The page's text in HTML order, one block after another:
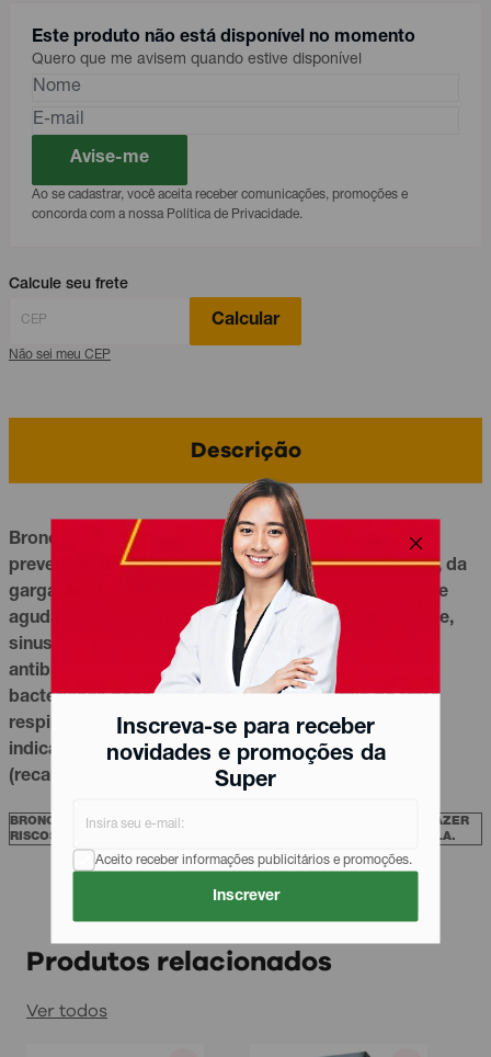
Inscreva-se para receber
novidades e promoções da
Super
Aceito receber informações publicitários e promoções.
Inscrever
Este produto não está disponível no momento
Quero que me avisem quando estive disponível
Avise-me
Ao se cadastrar, você aceita receber comunicações, promoções e
concorda com a nossa Política de Privacidade.
Calcule seu frete
Calcular
Não sei meu CEP
Descrição
Broncho-Vaxom destina-se a tratamento auxiliar e
prevenção dos processos infecciosos dos pulmões, da
garganta, dos seios da face e dos ouvidos (bronquite
aguda e crônica; amigdalite, faringite e laringite; rinite,
sinusite e otite); de infecções resistentes aos
antibióticos convencionais e de complicações
bacterianas decorrentes de infecções virais do trato
respiratório, especialmente na criança e no idoso. É
indicado também para a prevenção de recidivas
(recaídas) e da transição para o estado crônico.
BRONCHO-VAXOM 3,5MG É UM MEDICAMENTO. SEU USO PODE TRAZER
RISCOS. PROCURE UM MÉDICO OU UM FARMACÊUTICO. LEIA A BULA.
Produtos relacionados
Ver todos